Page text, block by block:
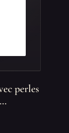
perles